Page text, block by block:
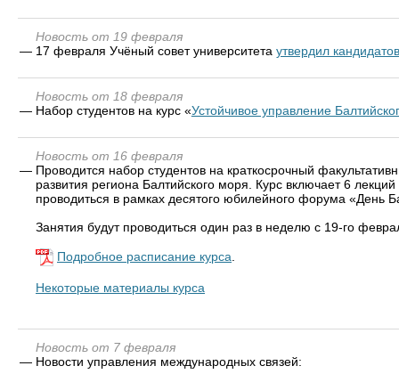
Новость от 19 февраля
— 17 февраля Учёный совет университета утвердил кандидатов
Новость от 18 февраля
— Набор студентов на курс «Устойчивое управление
Новость от 16 февраля
— Проводится набор студентов на краткосрочный
развития региона Балтийского моря. Курс включает 6
проводиться в рамках десятого юбилейного форума «День
Занятия будут проводиться один раз в неделю с 19-го
Подробное расписание курса
Некоторые материалы курса
Новость от 7 февраля
— Новости управления международных связей: